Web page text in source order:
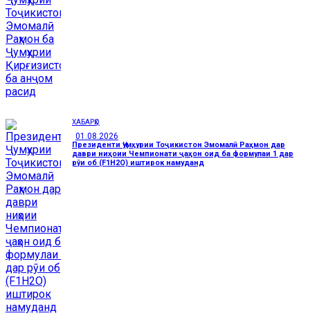
ХАБАРҲО
01.08.2026
Президенти Ҷумҳурии Тоҷикистон Эмомалӣ Раҳмон дар
даври ниҳоии Чемпионати ҷаҳон оид ба формулаи 1 дар
рӯи об (F1H2O) иштирок намуданд